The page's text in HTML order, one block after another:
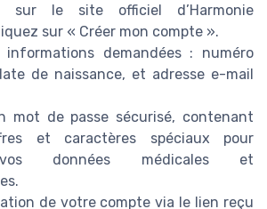
sur le site officiel d’Harmonie
sur « Créer mon compte ».
informations demandées : numéro
de naissance, et adresse e-mail
mot de passe sécurisé, contenant
et caractères spéciaux pour
données médicales et
de votre compte via le lien reçu